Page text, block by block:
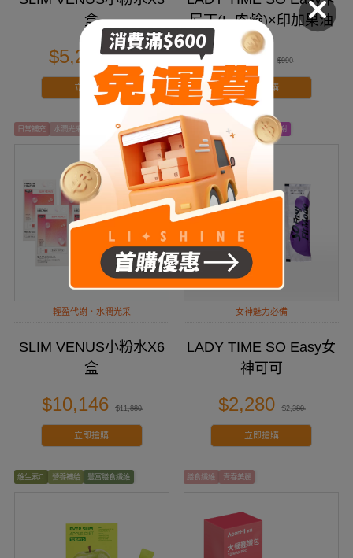
盒
$5,233
立即搶購
尼丁(L-肉鹼)×印加果油
複方膠囊
$890 $990
立即搶購
⽇常補充 水潤光采
輕盈代謝．水潤光采
SLIM VENUS小粉水X6
盒
$10,146 $11,880
立即搶購
調整體質 營養補給 新陳代謝
女神魅力必備
LADY TIME SO Easy女
神可可
$2,280 $2,380
立即搶購
維生素C 營養補給 豐富膳食纖維 膳食纖維 青春美麗